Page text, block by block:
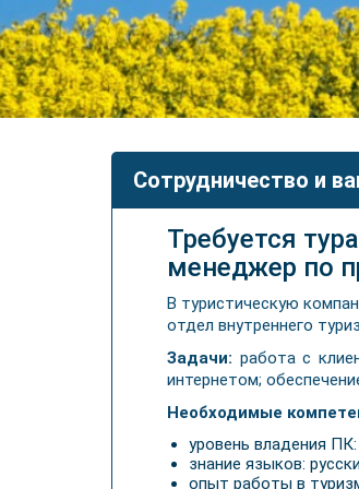
Сотрудничество и
Требуется
менеджер по
В туристическую
отдел внутреннего
Задачи: работа с
интернетом;
Необходимые
уровень владения
знание языков:
опыт работы в